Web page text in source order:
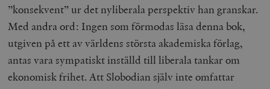
”konsekvent” ur det nyliberala perspektiv han granskar.
Med andra ord: Ingen som förmodas läsa denna bok,
utgiven på ett av världens största akademiska förlag,
antas vara sympatiskt inställd till liberala tankar om
ekonomisk frihet. Att Slobodian själv inte omfattar